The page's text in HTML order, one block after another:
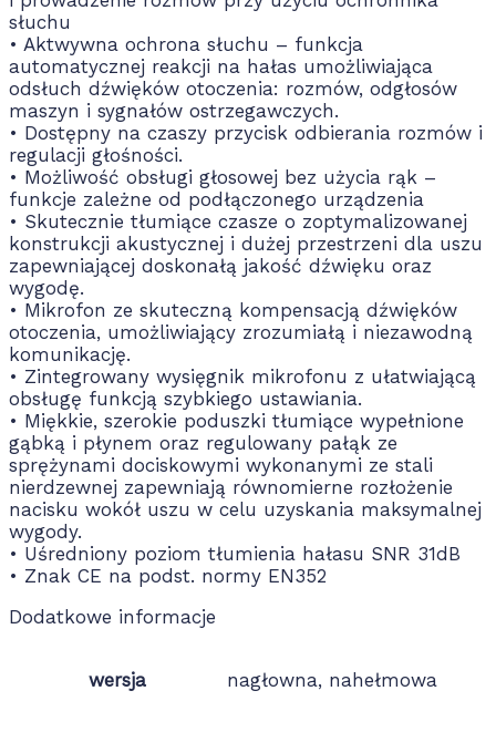
słuchu
• Aktwywna ochrona słuchu – funkcja
automatycznej reakcji na hałas umożliwiająca
odsłuch dźwięków otoczenia: rozmów, odgłosów
maszyn i sygnałów ostrzegawczych.
• Dostępny na czaszy przycisk odbierania rozmów i
regulacji głośności.
• Możliwość obsługi głosowej bez użycia rąk –
funkcje zależne od podłączonego urządzenia
• Skutecznie tłumiące czasze o zoptymalizowanej
konstrukcji akustycznej i dużej przestrzeni dla uszu
zapewniającej doskonałą jakość dźwięku oraz
wygodę.
• Mikrofon ze skuteczną kompensacją dźwięków
otoczenia, umożliwiający zrozumiałą i niezawodną
komunikację.
• Zintegrowany wysięgnik mikrofonu z ułatwiającą
obsługę funkcją szybkiego ustawiania.
• Miękkie, szerokie poduszki tłumiące wypełnione
gąbką i płynem oraz regulowany pałąk ze
sprężynami dociskowymi wykonanymi ze stali
nierdzewnej zapewniają równomierne rozłożenie
nacisku wokół uszu w celu uzyskania maksymalnej
wygody.
• Uśredniony poziom tłumienia hałasu SNR 31dB
• Znak CE na podst. normy EN352
Dodatkowe informacje
wersja nagłowna, nahełmowa